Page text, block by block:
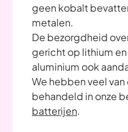
geen kobalt
metalen.
De bezorgdheid
gericht op lithium
aluminium ook
We hebben veel
behandeld in onze
batterijen.